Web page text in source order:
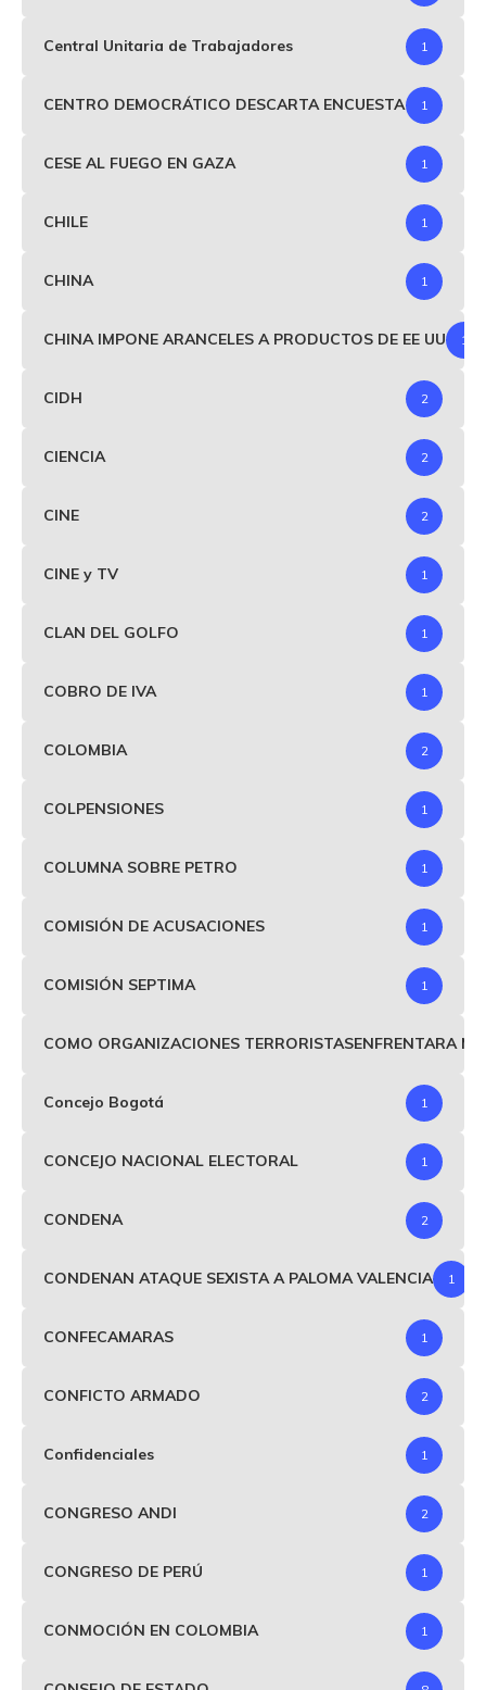
Central Unitaria de Trabajadores 1
CENTRO DEMOCRÁTICO DESCARTA ENCUESTA 1
CESE AL FUEGO EN GAZA 1
CHILE 1
CHINA 1
CHINA IMPONE ARANCELES A PRODUCTOS DE EE UU 1
CIDH 2
CIENCIA 2
CINE 2
CINE y TV 1
CLAN DEL GOLFO 1
COBRO DE IVA 1
COLOMBIA 2
COLPENSIONES 1
COLUMNA SOBRE PETRO 1
COMISIÓN DE ACUSACIONES 1
COMISIÓN SEPTIMA 1
COMO ORGANIZACIONES TERRORISTASENFRENTARA
Concejo Bogotá 1
CONCEJO NACIONAL ELECTORAL 1
CONDENA 2
CONDENAN ATAQUE SEXISTA A PALOMA VALENCIA 1
CONFECAMARAS 1
CONFICTO ARMADO 2
Confidenciales 1
CONGRESO ANDI 2
CONGRESO DE PERÚ 1
CONMOCIÓN EN COLOMBIA 1